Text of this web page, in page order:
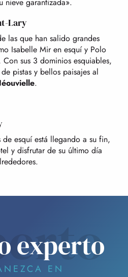
Lary
las que han salido grandes
Isabelle Mir en esquí y Polo
sus 3 dominios esquiables,
pistas y bellos paisajes al
.
de esquí está llegando a su fin,
y disfrutar de su último día
experto
EN